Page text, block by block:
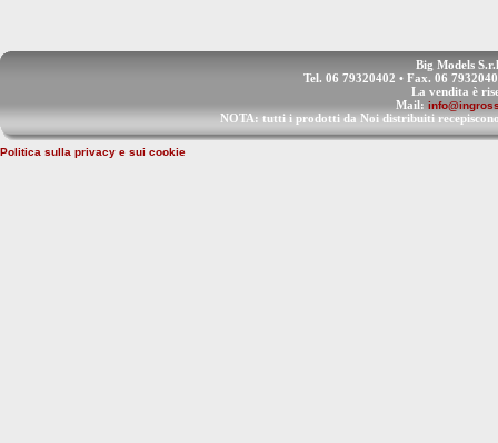
Big Models
Tel. 06 79320402 • Fax. 06
La vendita è
Mail:
NOTA: tutti i prodotti da Noi distribuiti
Politica sulla privacy e sui cookie